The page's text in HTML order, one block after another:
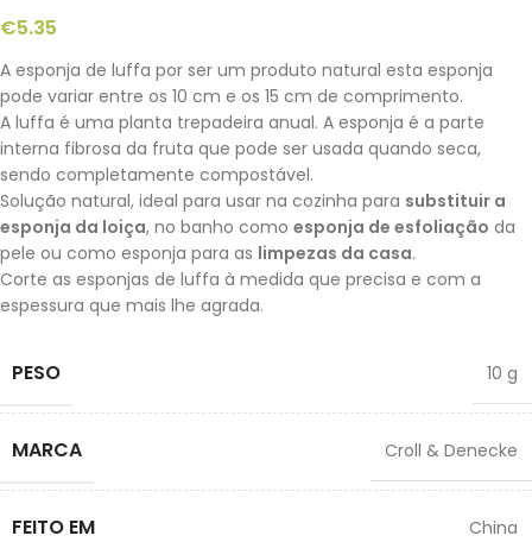
€5.35
A esponja de luffa por ser um produto natural esta esponja
pode variar entre os 10 cm e os 15 cm de comprimento.
A luffa é uma planta trepadeira anual. A esponja é a parte
interna fibrosa da fruta que pode ser usada quando seca,
sendo completamente compostável.
Solução natural, ideal para usar na cozinha para substituir a
esponja da loiça, no banho como esponja de esfoliação da
pele ou como esponja para as limpezas da casa.
Corte as esponjas de luffa à medida que precisa e com a
espessura que mais lhe agrada.
PESO 10 g
MARCA Croll & Denecke
FEITO EM China